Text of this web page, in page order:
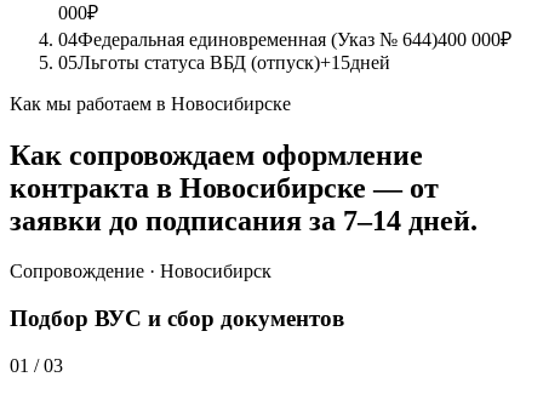
000₽
04Федеральная единовременная (Указ № 644)400 000₽
05Льготы статуса ВБД (отпуск)+15дней
Как мы работаем в Новосибирске
Как сопровождаем оформление
контракта в Новосибирске — от
заявки до подписания за 7–14 дней.
Сопровождение · Новосибирск
Подбор ВУС и сбор документов
01 /03